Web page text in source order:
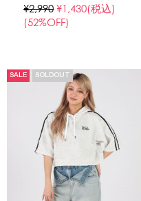
¥2,990 ¥1,430(税込)
(52%OFF)
SALE SOLDOUT